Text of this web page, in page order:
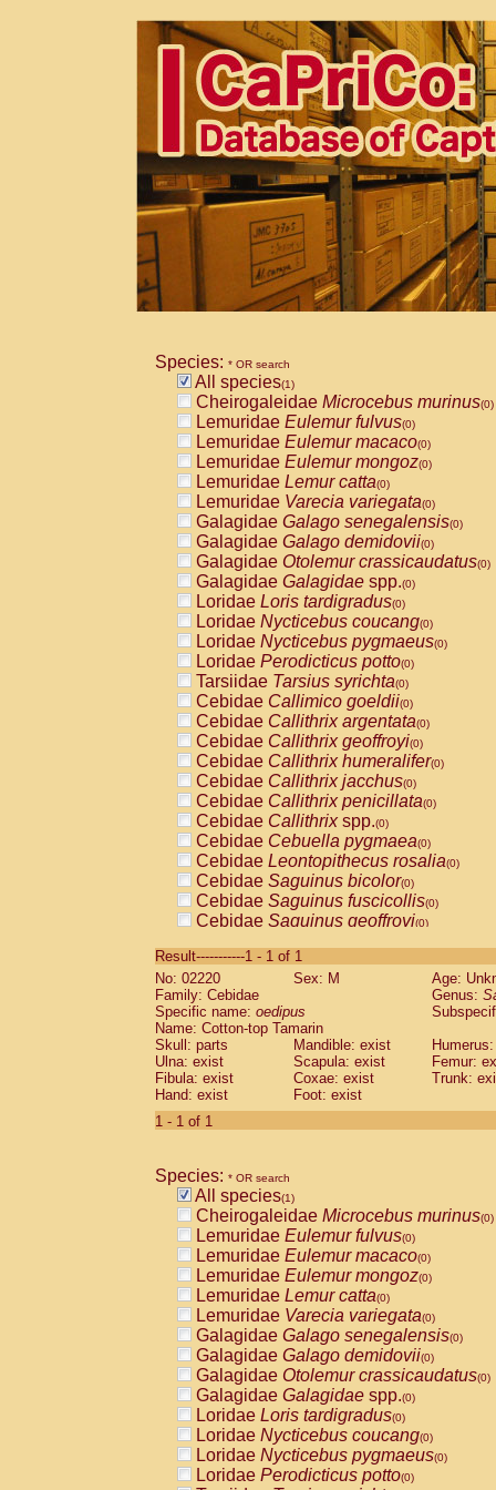
Species: * OR search
All species(1)
Cheirogaleidae Microcebus murinus(0)
Lemuridae Eulemur fulvus(0)
Lemuridae Eulemur macaco(0)
Lemuridae Eulemur mongoz(0)
Lemuridae Lemur catta(0)
Lemuridae Varecia variegata(0)
Galagidae Galago senegalensis(0)
Galagidae Galago demidovii(0)
Galagidae Otolemur crassicaudatus(0)
Galagidae Galagidae spp.(0)
Loridae Loris tardigradus(0)
Loridae Nycticebus coucang(0)
Loridae Nycticebus pygmaeus(0)
Loridae Perodicticus potto(0)
Tarsiidae Tarsius syrichta(0)
Cebidae Callimico goeldii(0)
Cebidae Callithrix argentata(0)
Cebidae Callithrix geoffroyi(0)
Cebidae Callithrix humeralifer(0)
Cebidae Callithrix jacchus(0)
Cebidae Callithrix penicillata(0)
Cebidae Callithrixspp.(0)
Cebidae Cebuella pygmaea(0)
Cebidae Leontopithecus rosalia(0)
Cebidae Saguinus bicolor(0)
Cebidae Saguinus fuscicollis(0)
Cebidae Saguinus geoffroyi(0)
CebidaeSaguinus labiatus(0)
Cebidae Saguinus leucopus (0)
Cebidae
CebidaeSaguinus mystax
Cebidae Saguinus nigricollis (0)
Cebidae Saguinus oedipus
Cebidae Saguinus weddelli
Cebidae Saguinusspp.
Cebidae
CebidaeCebus capucinus
CebidaeCebus nigrivittatus
CebidaeCebus spp.(0)
CebidaeSaimiri boliviensis(0)
CebidaeSaimiri sciureus(0)
AtelidaeAlouatta caraya(0)
AtelidaeAlouatta fusca(0)
AtelidaeAlouatta seniculus(0)
AtelidaeAlouattaspp.(0)
AtelidaeAteles belzebuth(0)
AtelidaeAteles geoffroyi(0)
AtelidaeAteles paniscus(0)
AtelidaeAtelesspp.(0)
AtelidaeLagothrix lagothricha(0)
AtelidaeLagothrix lagothricha cana
PitheciidaeCacajao calvus
Result-----------1 - 1 of 1
No: 02220
Sex: M
Age:
Family: Cebidae
Genus:
Specific name: oedipus
Name: Cotton-top Tamarin
Skull: parts
Mandible: exist
Ulna: exist
Scapula: exist
Femur:
Fibula: exist
Coxae: exist
Trunk:
Hand: exist
Foot: exist
1 - 1 of 1
Species: * OR search
All species(1)
Cheirogaleidae Microcebus murinus(0)
Lemuridae Eulemur fulvus(0)
Lemuridae Eulemur macaco(0)
Lemuridae Eulemur mongoz(0)
Lemuridae Lemur catta(0)
Lemuridae Varecia variegata(0)
Galagidae Galago senegalensis(0)
Galagidae Galago demidovii(0)
Galagidae Otolemur crassicaudatus(0)
Galagidae Galagidae spp.(0)
Loridae Loris tardigradus(0)
Loridae Nycticebus coucang(0)
Loridae Nycticebus pygmaeus(0)
Loridae Perodicticus potto(0)